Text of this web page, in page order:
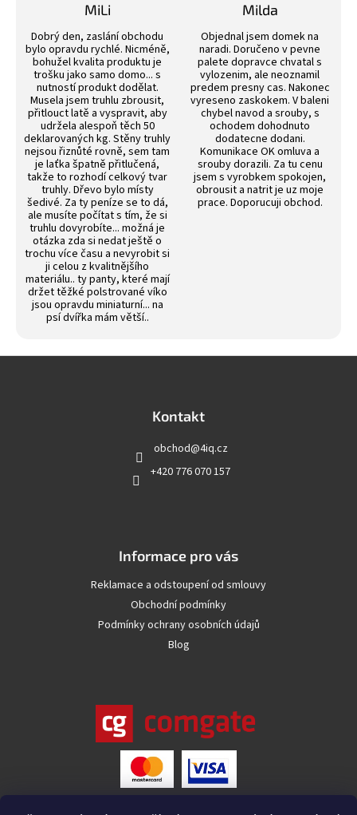
hvězdiček.
MiLi
Hodnocení obchodu je 3 z 5 hvězdiček.
Dobrý den, zaslání obchodu
bylo opravdu rychlé. Nicméně,
bohužel kvalita produktu je
trošku jako samo domo... s
nutností produkt dodělat.
Musela jsem truhlu zbrousit,
přitlouct latě a vyspravit, aby
udržela alespoň těch 50
deklarovaných kg. Stěny truhly
nejsou řiznůté rovně, sem tam
je laťka špatně přitlučená,
takže to rozhodí celkový tvar
truhly. Dřevo bylo místy
šedivé. Za ty peníze se to dá,
ale musíte počítat s tím, že si
truhlu dovyrobíte... možná je
otázka zda si nedat ještě o
trochu více času a nevyrobit si
ji celou z kvalitnějšího
materiálu.. ty panty, které mají
držet těžké polstrované víko
jsou opravdu miniaturní... na
psí dvířka mám větší..
Milda
Objednal jsem domek na
naradi. Doručeno v pevne
palete dopravce chvatal s
vylozenim, ale neoznamil
predem presny cas. Nakonec
vyreseno zaskokem. V baleni
chybel navod a srouby, s
ochodem dohodnuto
dodatecne dodani.
Komunikace OK omluva a
srouby dorazili. Za tu cenu
jsem s vyrobkem spokojen,
obrousit a natrit je uz moje
prace. Doporucuji obchod.
Kontakt
obchod@4iq.cz
+420 776 070 157
Informace pro vás
Reklamace a odstoupení od smlouvy
Obchodní podmínky
Podmínky ochrany osobních údajů
Blog